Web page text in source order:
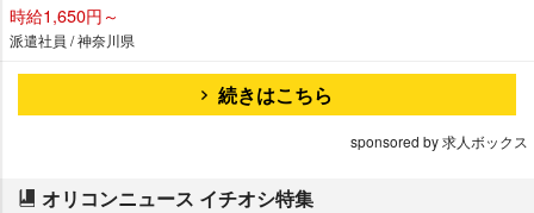
時給1,650円～
派遣社員 / 神奈川県
続きはこちら
sponsored by 求人ボックス
オリコンニュース イチオシ特集